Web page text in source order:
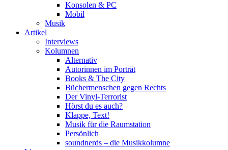
Konsolen & PC
Mobil
Musik
Artikel
Interviews
Kolumnen
Alternativ
Autorinnen im Porträt
Books & The City
Büchermenschen gegen Rechts
Der Vinyl-Terrorist
Hörst du es auch?
Klappe, Text!
Musik für die Raumstation
Persönlich
soundnerds – die Musikkolumne